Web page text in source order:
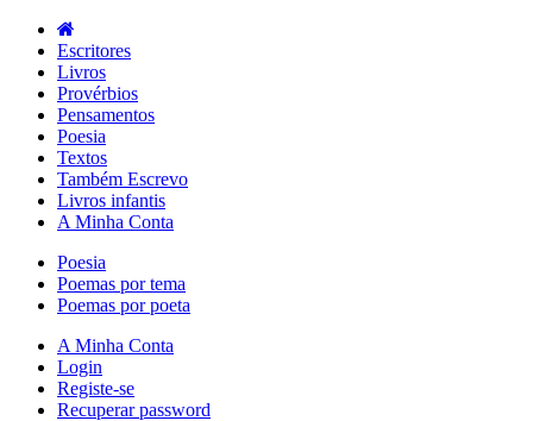
Escritores
Livros
Provérbios
Pensamentos
Poesia
Textos
Também Escrevo
Livros infantis
A Minha Conta
Poesia
Poemas por tema
Poemas por poeta
A Minha Conta
Login
Registe-se
Recuperar password